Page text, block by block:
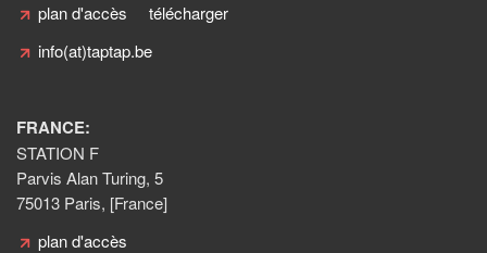
plan d'accès
télécharger
info(at)taptap.be
FRANCE:
STATION F
Parvis Alan Turing, 5
75013 Paris, [France]
plan d'accès